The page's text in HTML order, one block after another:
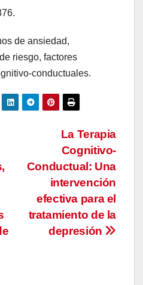
de ansiedad,
riesgo, factores
conductuales.
La Terapia
Cognitivo-
Conductual: Una
intervención
efectiva para el
tratamiento de la
depresión